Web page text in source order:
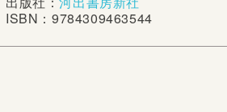
ISBN：9784309463544